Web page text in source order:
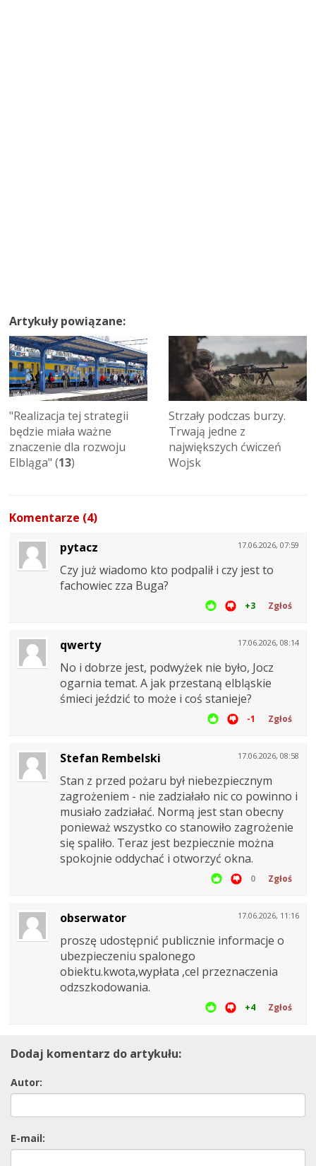
Artykuły powiązane:
"Realizacja tej strategii
będzie miała ważne
znaczenie dla rozwoju
Elbląga" (13)
Strzały podczas burzy.
Trwają jedne z
największych ćwiczeń
Wojsk
Komentarze (4)
17.06.2026, 07:59
pytacz
Czy już wiadomo kto podpalił i czy jest to
fachowiec zza Buga?
+3 Zgłoś
17.06.2026, 08:14
qwerty
No i dobrze jest, podwyżek nie było, Jocz
ogarnia temat. A jak przestaną elbląskie
śmieci jeździć to może i coś stanieje?
-1 Zgłoś
17.06.2026, 08:58
Stefan Rembelski
Stan z przed pożaru był niebezpiecznym
zagrożeniem - nie zadziałało nic co powinno i
musiało zadziałać. Normą jest stan obecny
ponieważ wszystko co stanowiło zagrożenie
się spaliło. Teraz jest bezpiecznie można
spokojnie oddychać i otworzyć okna.
0 Zgłoś
17.06.2026, 11:16
obserwator
proszę udostępnić publicznie informacje o
ubezpieczeniu spalonego
obiektu.kwota,wypłata ,cel przeznaczenia
odzszkodowania.
+4 Zgłoś
Dodaj komentarz do artykułu:
Autor:
E-mail: